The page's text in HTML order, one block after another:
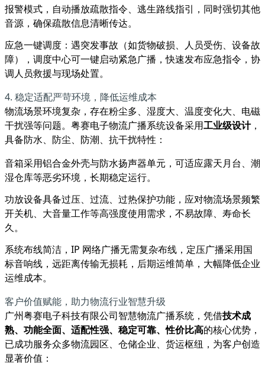
报警模式，自动播放疏散指令、逃生路线指引，同时强切其他
音源，确保疏散信息清晰传达。
应急一键调度：遇突发事故（如货物破损、人员受伤、设备故
障），调度中心可一键启动紧急广播，快速发布应急指令，协
调人员救援与现场处置。
4. 稳定适配严苛环境，降低运维成本
物流场景环境复杂，存在粉尘多、湿度大、温度变化大、电磁
干扰强等问题。粤赛电子物流广播系统设备采用工业级设计，
具备防水、防尘、防潮、抗干扰特性：
音箱采用铝合金外壳与防水扬声器单元，可适应露天月台、潮
湿仓库等恶劣环境，长期稳定运行。
功放设备具备过压、过流、过热保护功能，应对物流场景频繁
开关机、大音量工作等高强度使用需求，不易故障、寿命长
久。
系统布线简洁，IP 网络广播无需复杂布线，定压广播采用国
标音响线，远距离传输无损耗，后期运维简单，大幅降低企业
运维成本。
客户价值赋能，助力物流行业智慧升级
广州粤赛电子科技有限公司智慧物流广播系统，凭借技术成
熟、功能全面、适配性强、稳定可靠、性价比高的核心优势，
已成功服务众多物流园区、仓储企业、货运枢纽，为客户创造
显著价值：